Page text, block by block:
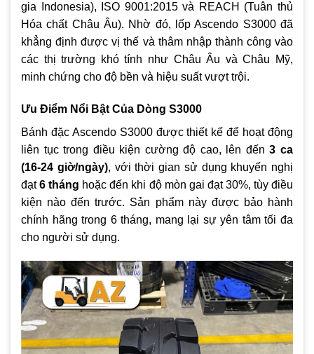
gia Indonesia), ISO 9001:2015 và REACH (Tuân thủ
Hóa chất Châu Âu). Nhờ đó, lốp Ascendo S3000 đã
khẳng định được vị thế và thâm nhập thành công vào
các thị trường khó tính như Châu Âu và Châu Mỹ,
minh chứng cho độ bền và hiệu suất vượt trội.
Ưu Điểm Nổi Bật Của Dòng S3000
Bánh đặc Ascendo S3000 được thiết kế để hoạt động
liên tục trong điều kiện cường độ cao, lên đến3 ca
(16-24 giờ/ngày), với thời gian sử dụng khuyến nghị
đạt6 tháng hoặc đến khi độ mòn gai đạt 30%, tùy điều
kiện nào đến trước. Sản phẩm này được bảo hành
chính hãng trong 6 tháng, mang lại sự yên tâm tối đa
cho người sử dụng.